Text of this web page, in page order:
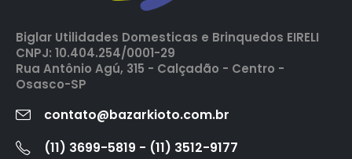
Biglar Utilidades Domesticas e Brinquedos EIRELI
CNPJ: 10.404.254/0001-29
Rua Antônio Agú, 315 - Calçadão - Centro -
Osasco-SP
contato@bazarkioto.com.br
(11) 3699-5819 - (11) 3512-9177